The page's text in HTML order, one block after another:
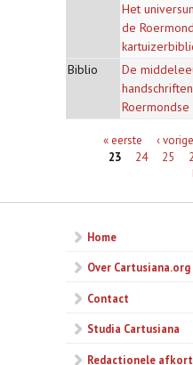
Het
de
Biblio
De
Roermondse
Pagina's« eerste ‹ vorige
23
24 25
Home
Over Cartusiana.org
Contact
Studia Cartusiana
Redactionele